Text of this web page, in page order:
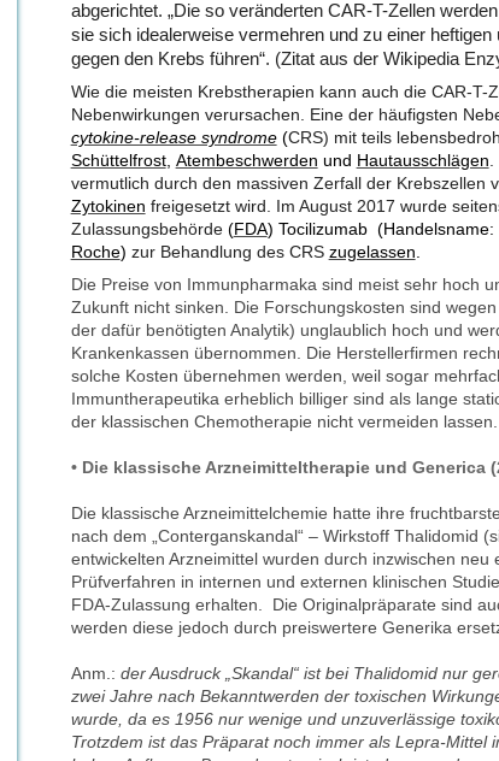
abgerichtet. „Die so veränderten CAR-T-Zellen
sie sich idealerweise vermehren und zu einer
gegen den Krebs führen“. (Zitat aus der Wikipedia
Wie die meisten Krebstherapien kann auch die CAR-T-
Nebenwirkungen verursachen. Eine der häufigsten
cytokine-release syndrome (CRS) mit teils
Schüttelfrost, Atembeschwerden und Hautausschlägen
vermutlich durch den massiven Zerfall der Krebszellen
Zytokinen freigesetzt wird. Im August 2017 wurde
Zulassungsbehörde (FDA) Tocilizumab (Handelsname:
Roche) zur Behandlung des CRS zugelassen
Die Preise von Immunpharmaka sind meist sehr hoch
Zukunft nicht sinken. Die Forschungskosten sind
der dafür benötigten Analytik) unglaublich hoch und
Krankenkassen übernommen. Die Herstellerfirmen
solche Kosten übernehmen werden, weil sogar
Immuntherapeutika erheblich billiger sind als lange
der klassischen Chemotherapie nicht vermeiden lassen.
• Die klassische Arzneimitteltherapie und Generica
Die klassische Arzneimittelchemie hatte ihre
nach dem „Conterganskandal“ – Wirkstoff Thalidomid
entwickelten Arzneimittel wurden durch inzwischen neu
Prüfverfahren in internen und externen klinischen
FDA-Zulassung erhalten. Die Originalpräparate sind
werden diese jedoch durch preiswertere Generika
Anm.: der Ausdruck „Skandal“ ist bei Thalidomid nur
zwei Jahre nach Bekanntwerden der toxischen
wurde, da es 1956 nur wenige und unzuverlässige
Trotzdem ist das Präparat noch immer als Lepra-Mittel